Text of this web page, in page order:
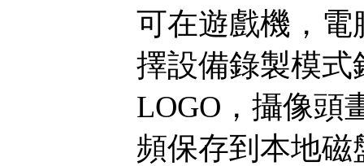
可在遊戲機，
擇設備錄製模
LOGO，攝像頭
頻保存到本地